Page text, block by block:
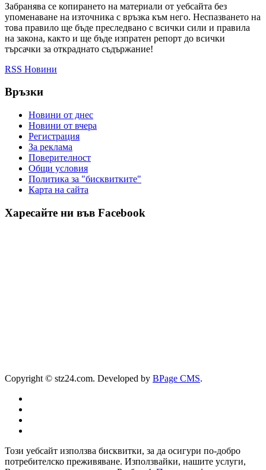
Забранява се копирането на материали от уебсайта без
упоменаване на източника с връзка към него. Неспазването на
това правило ще бъде преследвано с всички сили и правила
на закона, както и ще бъде изпратен репорт до всички
търсачки за откраднато съдържание!
RSS Новини
Връзки
Новини от днес
Новини от вчера
Регистрация
За реклама
Πoвepитeлнocт
Общи условия
Политика за "бисквитките"
Карта на сайта
Харесайте ни във Facebook
Copyright © stz24.com. Developed by BPage CMS.
Този уебсайт използва бисквитки, за да осигури по-добро
потребителско преживяване. Използвайки, нашите услуги,